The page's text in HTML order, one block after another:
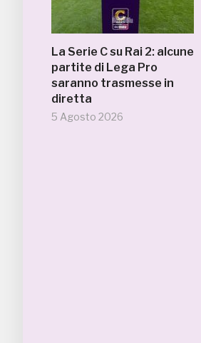
La Serie C su Rai 2: alcune
partite di Lega Pro
saranno trasmesse in
diretta
5 Agosto 2026